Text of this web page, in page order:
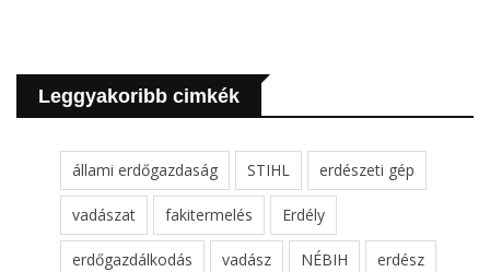
Leggyakoribb cimkék
állami erdőgazdaság STIHL erdészeti gép
vadászat fakitermelés Erdély
erdőgazdálkodás vadász NÉBIH erdész